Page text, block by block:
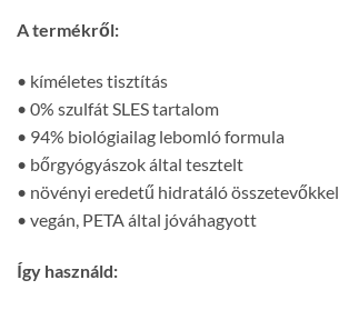
A termékről:
• kíméletes tisztítás
• 0% szulfát SLES tartalom
• 94% biológiailag lebomló formula
• bőrgyógyászok által tesztelt
• növényi eredetű hidratáló összetevőkkel
• vegán, PETA által jóváhagyott
Így használd: